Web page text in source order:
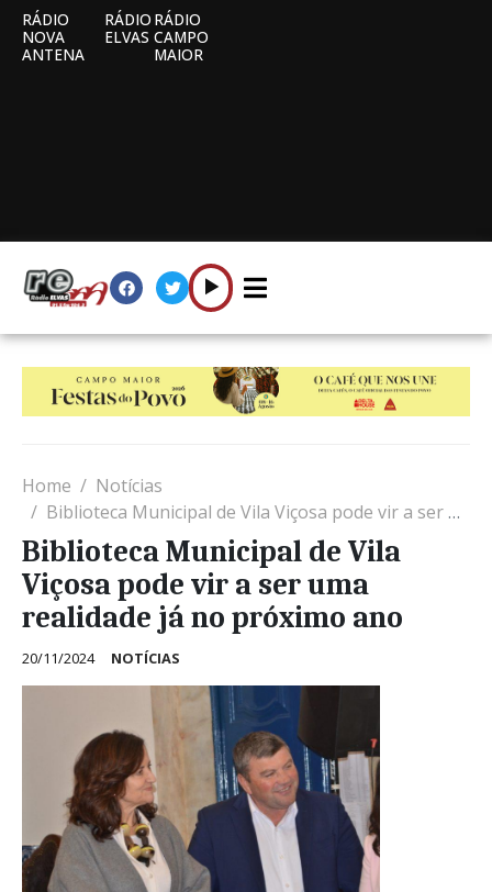
RÁDIO
NOVA
ANTENA
RÁDIO
ELVAS
RÁDIO
CAMPO
MAIOR
Home
Notícias
Biblioteca Municipal de Vila Viçosa pode vir a ser uma realidade já no próximo ano
Biblioteca Municipal de Vila
Viçosa pode vir a ser uma
realidade já no próximo ano
20/11/2024 NOTÍCIAS